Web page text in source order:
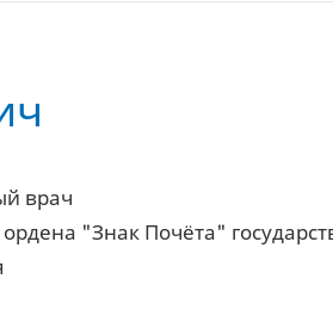
врач
ордена "Знак Почёта"